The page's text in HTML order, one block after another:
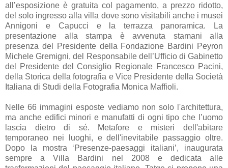
all’esposizione è gratuita col pagamento, a prezzo ridotto,
del solo ingresso alla villa dove sono visitabili anche i musei
Annigoni e Capucci e la terrazza panoramica. La
presentazione alla stampa è avvenuta stamani alla
presenza del Presidente della Fondazione Bardini Peyron
Michele Gremigni, del Responsabile dell’Ufficio di Gabinetto
del Presidente del Consiglio Regionale Francesco Pacini,
della Storica della fotografia e Vice Presidente della Società
Italiana di Studi della Fotografia Monica Maffioli.
Nelle 66 immagini esposte vediamo non solo l'architettura,
ma anche edifici minori e manufatti di ogni tipo che l’uomo
lascia dietro di sé. Metafore e misteri dell'abitare
temporaneo nei luoghi, e dell'inevitabile passaggio oltre.
Dopo la mostra ‘Presenze-paesaggi italiani’, inaugurata
sempre a Villa Bardini nel 2008 e dedicata alle